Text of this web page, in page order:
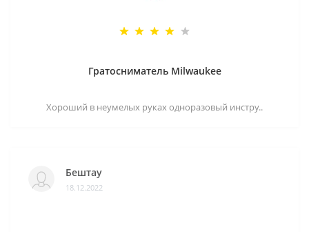
Гратосниматель Milwaukee
Хороший в неумелых руках одноразовый инстру..
Бештау
18.12.2022